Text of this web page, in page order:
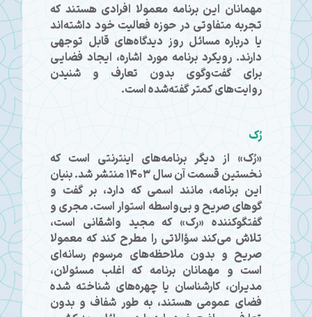
مهمانان این برنامه معمولا افرادی هستند که
تجربه متفاوتی در حوزه فعالیت خود داشته‌اند
یا درباره مسائل روز دیدگاه‌های قابل توجهی
دارند. رویکرد برنامه مورد اشاره، ایجاد فضایی
برای گفت‌وگوی بدون تعارف و شنیدن
روایت‌های کمتر گفته‌شده است.
رُک
«رُک» از دیگر برنامه‌های اینترنتی است که
نخستین قسمت آن سال ۱۴۰۳ منتشر شد. بنیان
این برنامه، مانند اسمی که دارد، بر گفت و
گوهای صریح و بی‌واسطه استوار است. مجری و
گفتگوکننده «رک» که مجید واشقانی است،
تلاش می‌کند سؤالاتی را مطرح کند که معمولا
صریح و بدون ملاحظه‌های مرسوم رسانه‌ای
است و مهمانان برنامه که اغلب مسئولان،
مدیران، کارشناسان یا چهره‌های شناخته شده
فضای عمومی هستند، به طور شفاف و بدون